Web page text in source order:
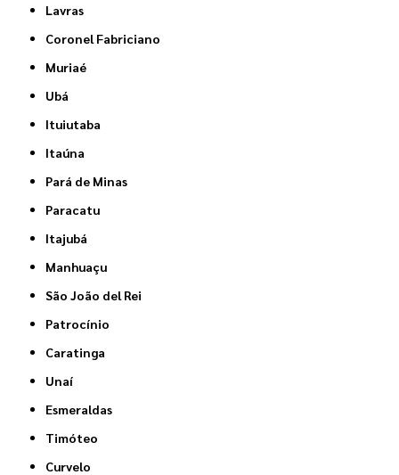
Lavras
Coronel Fabriciano
Muriaé
Ubá
Ituiutaba
Itaúna
Pará de Minas
Paracatu
Itajubá
Manhuaçu
São João del Rei
Patrocínio
Caratinga
Unaí
Esmeraldas
Timóteo
Curvelo